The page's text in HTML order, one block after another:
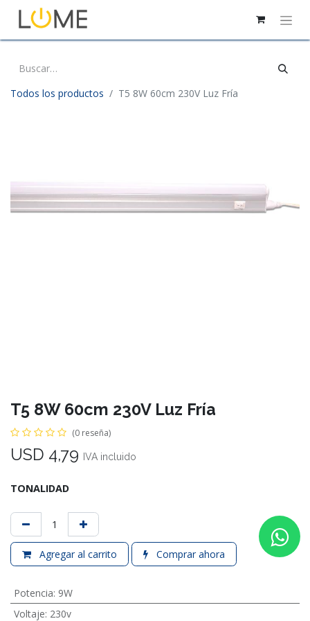
Todos los productos T5 8W 60cm 230V Luz Fría
T5 8W 60cm 230V Luz Fría
(0 reseña)
USD 4,79 IVA incluido
TONALIDAD
Agregar al carrito Comprar ahora
Potencia: 9W
Voltaje: 230v